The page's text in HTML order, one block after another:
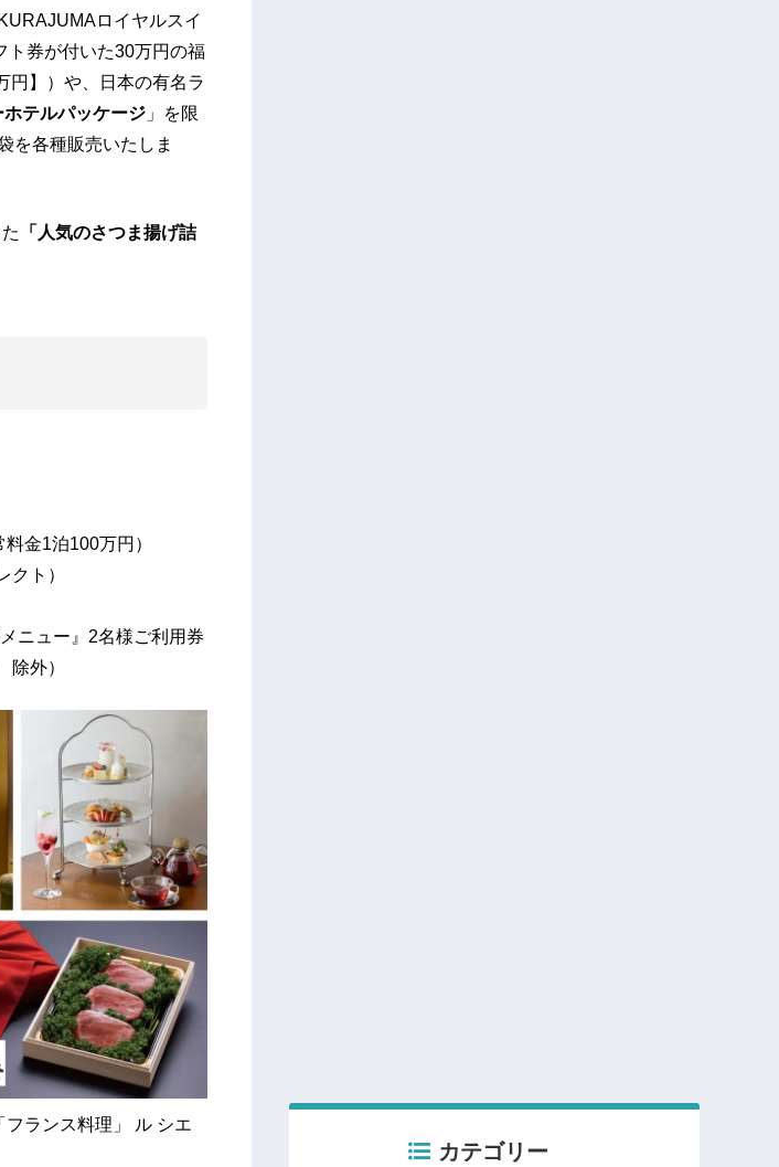
ロイヤルスイ
ト券が付いた30万円の福
円】）や、日本の有名ラ
テルパッケージ 」を限
を各種販売いたしま
「 人気のさつま揚げ詰
金1泊100万円）
クト）
ニュー』2名様ご利用券
外）
ランス料理」 ル シエ
カテゴリー